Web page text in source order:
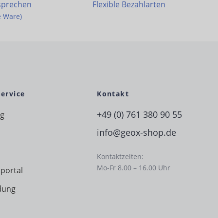
Flexible Bezahlarten
Kontakt
+49 (0) 761 380 90 55
info@geox-shop.de
Kontaktzeiten:
Mo-Fr 8.00 – 16.00 Uhr